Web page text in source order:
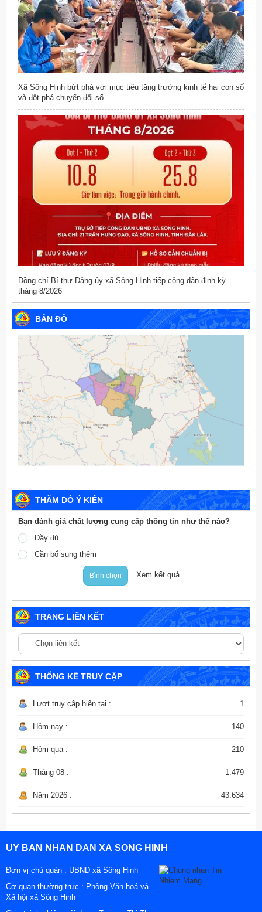
Xã Sông Hinh bứt phá với mục tiêu tăng trưởng kinh tế hai con số
và đột phá chuyển đổi số
Đồng chí Bí thư Đảng ủy xã Sông Hinh tiếp công dân định kỳ
tháng 8/2026
BẢN ĐỒ
THĂM DÒ Ý KIẾN
Bạn đánh giá chất lượng cung cấp thông tin như thế nào?
Đầy đủ
Cần bổ sung thêm
Bình chọn Xem kết quả
TRANG LIÊN KẾT
THỐNG KÊ TRUY CẬP
Lượt truy cập hiện tại : 1
Hôm nay : 140
Hôm qua : 210
Tháng 08 : 1.479
Năm 2026 : 43.634
UỶ BAN NHÂN DÂN XÃ SÔNG HINH
Đơn vị chủ quản : UBND xã Sông Hinh
Cơ quan thường trực : Phòng Văn hoá và
Xã hội xã Sông Hinh